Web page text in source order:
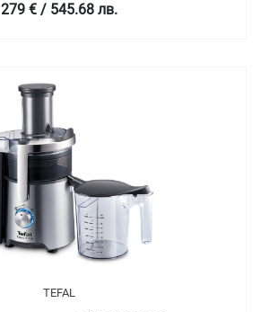
279 € / 545.68 лв.
TEFAL